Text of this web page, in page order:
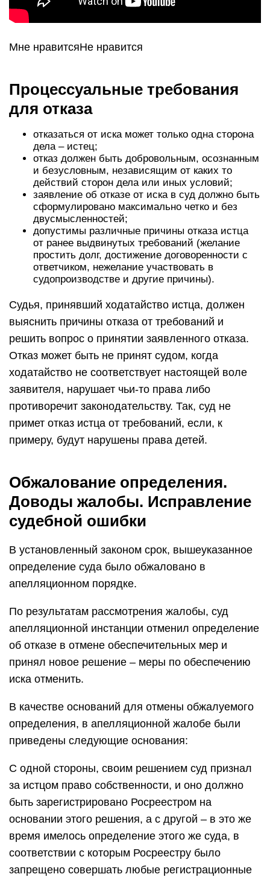
Мне нравитсяНе нравится
Процессуальные требования
для отказа
отказаться от иска может только одна сторона
дела – истец;
отказ должен быть добровольным, осознанным
и безусловным, независящим от каких то
действий сторон дела или иных условий;
заявление об отказе от иска в суд должно быть
сформулировано максимально четко и без
двусмысленностей;
допустимы различные причины отказа истца
от ранее выдвинутых требований (желание
простить долг, достижение договоренности с
ответчиком, нежелание участвовать в
судопроизводстве и другие причины).
Судья, принявший ходатайство истца, должен
выяснить причины отказа от требований и
решить вопрос о принятии заявленного отказа.
Отказ может быть не принят судом, когда
ходатайство не соответствует настоящей воле
заявителя, нарушает чьи-то права либо
противоречит законодательству. Так, суд не
примет отказ истца от требований, если, к
примеру, будут нарушены права детей.
Обжалование определения.
Доводы жалобы. Исправление
судебной ошибки
В установленный законом срок, вышеуказанное
определение суда было обжаловано в
апелляционном порядке.
По результатам рассмотрения жалобы, суд
апелляционной инстанции отменил определение
об отказе в отмене обеспечительных мер и
принял новое решение – меры по обеспечению
иска отменить.
В качестве оснований для отмены обжалуемого
определения, в апелляционной жалобе были
приведены следующие основания:
С одной стороны, своим решением суд признал
за истцом право собственности, и оно должно
быть зарегистрировано Росреестром на
основании этого решения, а с другой – в это же
время имелось определение этого же суда, в
соответствии с которым Росреестру было
запрещено совершать любые регистрационные